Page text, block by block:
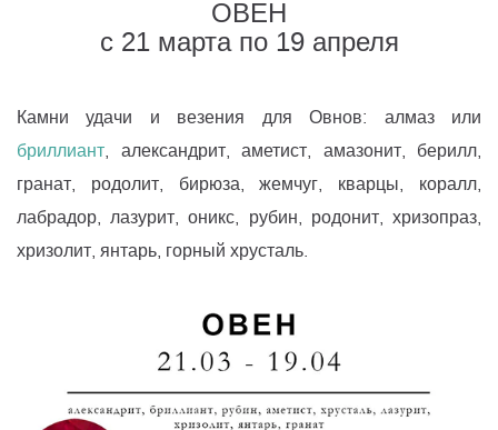
ОВЕН
с 21 марта по 19 апреля
Камни удачи и везения для Овнов: алмаз или
бриллиант, александрит, аметист, амазонит, берилл,
гранат, родолит, бирюза, жемчуг, кварцы, коралл,
лабрадор, лазурит, оникс, рубин, родонит, хризопраз,
хризолит, янтарь, горный хрусталь.